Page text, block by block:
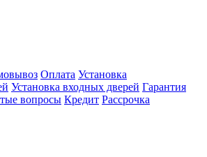
Оплата Установка
Установка входных дверей Гарантия
вопросы Кредит Рассрочка